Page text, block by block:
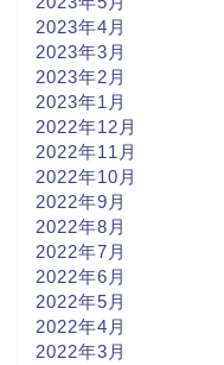
2023年4月
2023年3月
2023年2月
2023年1月
2022年12月
2022年11月
2022年10月
2022年9月
2022年8月
2022年7月
2022年6月
2022年5月
2022年4月
2022年3月